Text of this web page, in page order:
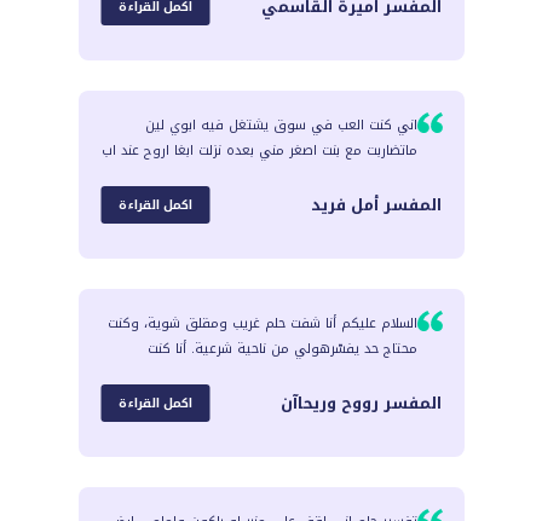
المفسر اميرة القاسمي اكمل القراءة
اني كنت العب في سوق يشتغل فيه ابوي لين
ماتضاربت مع بنت اصغر مني بعده نزلت ابغا اروح عند اب
المفسرأمل فريد اكمل القراءة
السلام عليكم أنا شفت حلم غريب ومقلق شوية، وكنت
محتاج حد يفسّرهولي من ناحية شرعية. أنا كنت
المفسر رووح وريحاآن اكمل القراءة